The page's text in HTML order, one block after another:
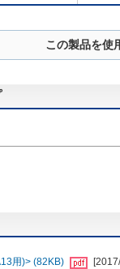
この製品を使
用)> (82KB)